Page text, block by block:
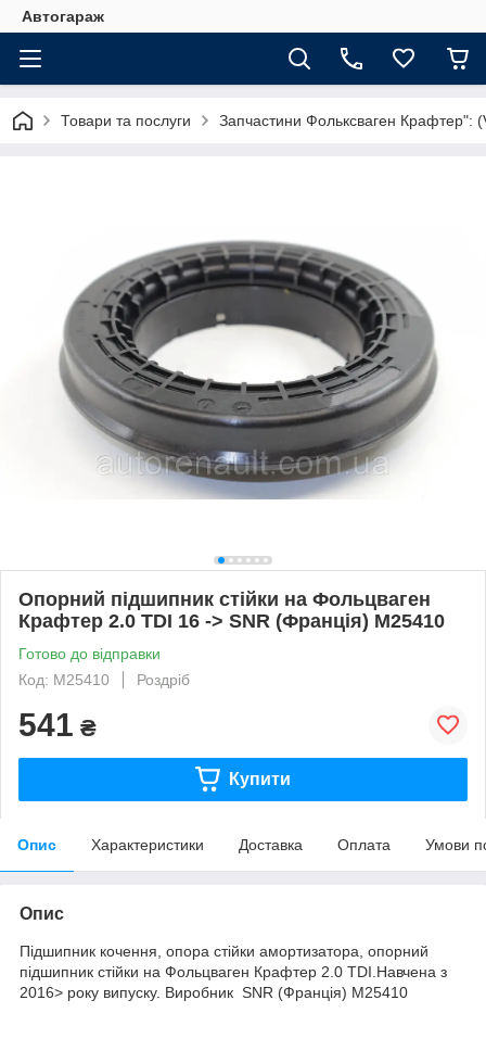
Автогараж
Товари та послуги Запчастини Фольксваген Крафтер":
Опорний підшипник стійки на Фольцваген
Крафтер 2.0 TDI 16 -> SNR (Франція) M25410
Готово до відправки
Код: M25410
Роздріб
541 ₴
Купити
Опис Характеристики Доставка Оплата Умови
Опис
Підшипник кочення, опора стійки амортизатора, опорний
підшипник стійки на Фольцваген Крафтер 2.0 TDI.Навчена з
2016> року випуску. Виробник SNR (Франція) M25410